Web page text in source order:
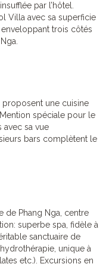
par l’hôtel.
Villa avec sa superficie
enveloppant trois côtés
proposent une cuisine
spéciale pour le
avec sa vue
bars complètent le
de Phang Nga, centre
superbe spa, fidèle à
sanctuaire de
unique à
etc.). Excursions en